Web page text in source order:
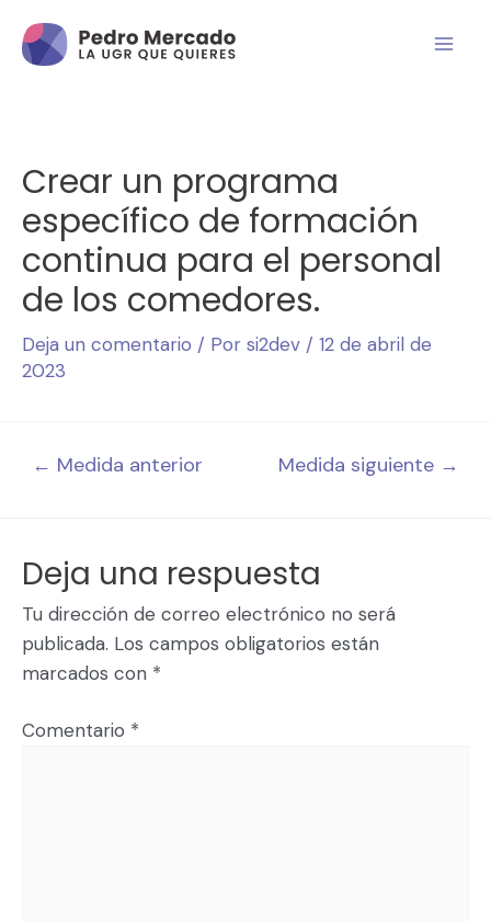
Crear un programa
específico de formación
continua para el personal
de los comedores.
Deja un comentario / Por si2dev / 12 de abril de
2023
← Medida anterior Medida siguiente →
Deja una respuesta
Tu dirección de correo electrónico no será
publicada. Los campos obligatorios están
marcados con *
Comentario *